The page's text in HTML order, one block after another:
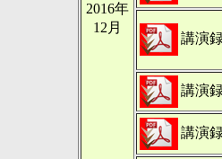
2016年
12月
講演
講演
講演